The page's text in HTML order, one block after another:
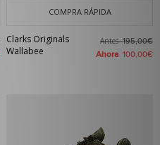
COMPRA RÁPIDA
Clarks Originals
Wallabee
Antes195,00€
Ahora 100,00€